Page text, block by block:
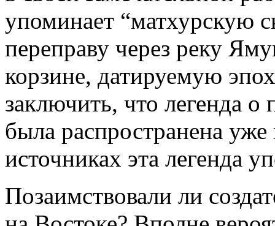
упоминает “матхурскую
переправу через реку
корзине, датируемую
заключить, что легенда
была распространена
источниках эта легенда
Позаимствовали ли